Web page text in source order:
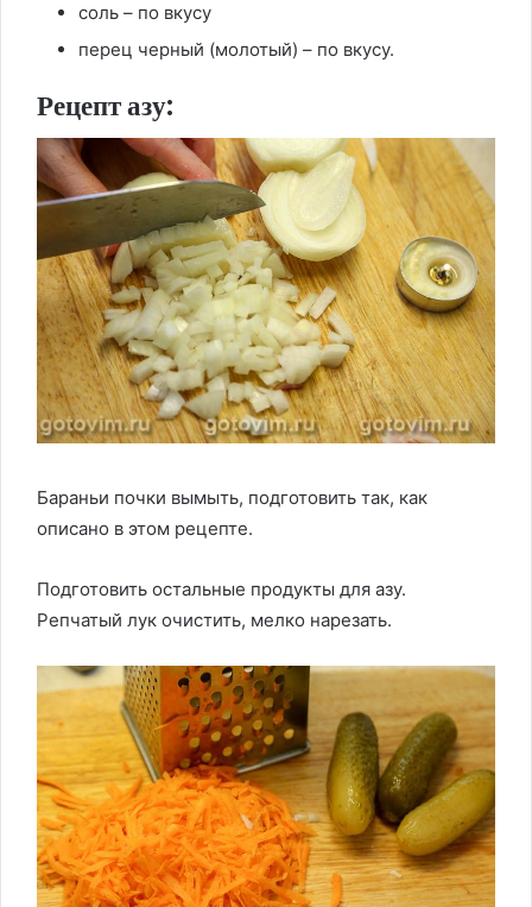
соль – по вкусу
перец черный (молотый) – по вкусу.
Рецепт азу:
Бараньи почки вымыть, подготовить так, как
описано в этом рецепте.
Подготовить остальные продукты для азу.
Репчатый лук очистить, мелко нарезать.